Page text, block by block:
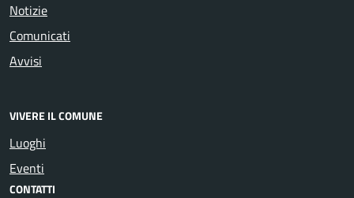
Notizie
Comunicati
Avvisi
VIVERE IL COMUNE
Luoghi
Eventi
CONTATTI